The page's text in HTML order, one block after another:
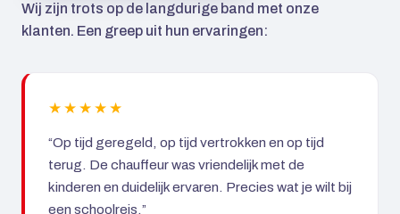
Wij zijn trots op de langdurige band met onze
klanten. Een greep uit hun ervaringen:
★★★★★
“Op tijd geregeld, op tijd vertrokken en op tijd
terug. De chauffeur was vriendelijk met de
kinderen en duidelijk ervaren. Precies wat je wilt bij
een schoolreis.”